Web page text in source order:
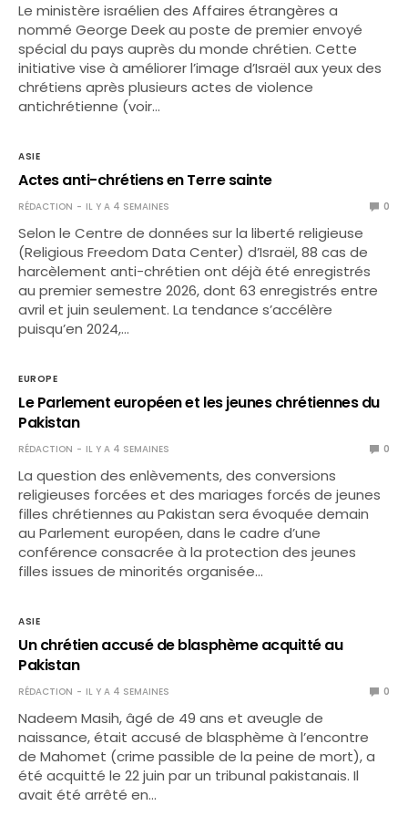
Le ministère israélien des Affaires étrangères a
nommé George Deek au poste de premier envoyé
spécial du pays auprès du monde chrétien. Cette
initiative vise à améliorer l’image d’Israël aux yeux des
chrétiens après plusieurs actes de violence
antichrétienne (voir…
ASIE
Actes anti-chrétiens en Terre sainte
RÉDACTION IL Y A 4 SEMAINES 0
Selon le Centre de données sur la liberté religieuse
(Religious Freedom Data Center) d’Israël, 88 cas de
harcèlement anti-chrétien ont déjà été enregistrés
au premier semestre 2026, dont 63 enregistrés entre
avril et juin seulement. La tendance s’accélère
puisqu’en 2024,…
EUROPE
Le Parlement européen et les jeunes chrétiennes du
Pakistan
RÉDACTION IL Y A 4 SEMAINES 0
La question des enlèvements, des conversions
religieuses forcées et des mariages forcés de jeunes
filles chrétiennes au Pakistan sera évoquée demain
au Parlement européen, dans le cadre d’une
conférence consacrée à la protection des jeunes
filles issues de minorités organisée…
ASIE
Un chrétien accusé de blasphème acquitté au
Pakistan
RÉDACTION IL Y A 4 SEMAINES 0
Nadeem Masih, âgé de 49 ans et aveugle de
naissance, était accusé de blasphème à l’encontre
de Mahomet (crime passible de la peine de mort), a
été acquitté le 22 juin par un tribunal pakistanais. Il
avait été arrêté en…